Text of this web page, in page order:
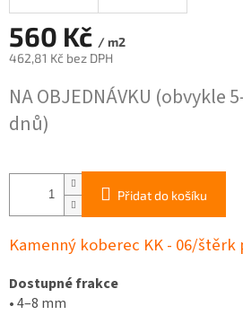
560 Kč / m2
462,81 Kč bez DPH
cena:
NA OBJEDNÁVKU (obvykle
dnů)
Přidat do košíku
Kamenný koberec KK - 06/
Dostupné frakce
•4–8 mm